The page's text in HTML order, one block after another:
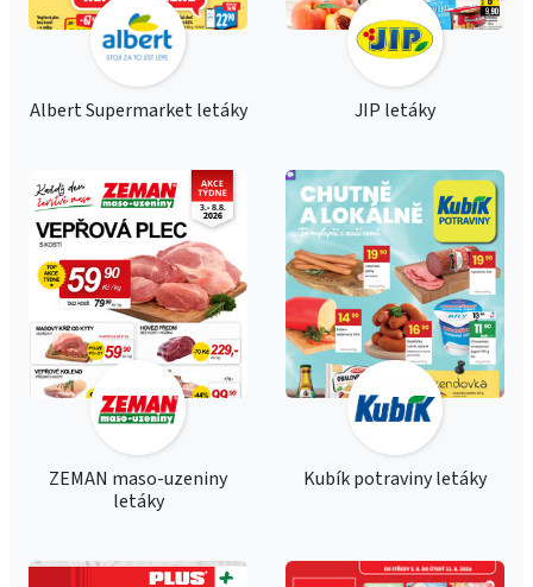
Albert Supermarket letáky JIP letáky
ZEMAN maso-uzeniny
letáky
Kubík potraviny letáky